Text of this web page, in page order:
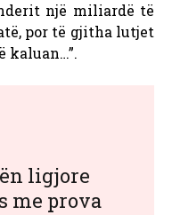
një miliardë të
por të gjitha lutjet
kaluan…”.
ligjore
me prova